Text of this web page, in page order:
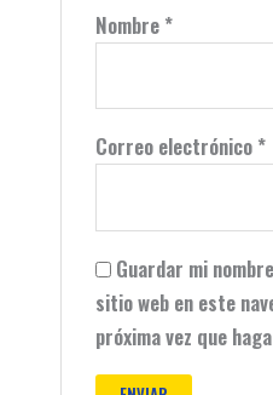
Nombre *
Correo electrónico *
Guardar mi
sitio web en este
próxima vez que